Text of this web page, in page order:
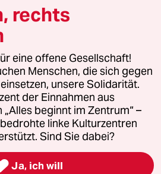
GmbH
Fragen oder für Genehmigungen
Kommune-Richtlinien
Impressum AGB
widerrufen (Ads)
rechts
eine offene Gesellschaft!
Menschen, die sich gegen
unsere Solidarität.
der Einnahmen aus
beginnt im Zentrum“ –
linke Kulturzentren
Sind Sie dabei?
Ja, ich will